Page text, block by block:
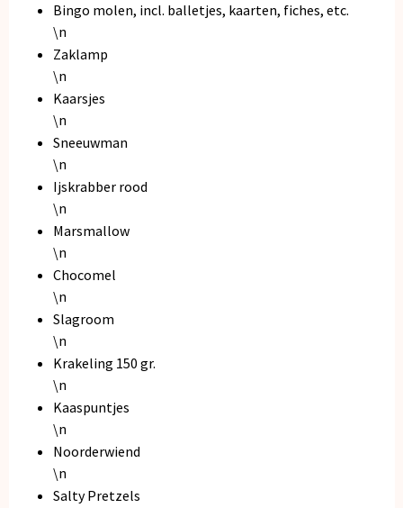
Bingo molen, incl. balletjes, kaarten, fiches, etc.
\n
Zaklamp
\n
Kaarsjes
\n
Sneeuwman
\n
Ijskrabber rood
\n
Marsmallow
\n
Chocomel
\n
Slagroom
\n
Krakeling 150 gr.
\n
Kaaspuntjes
\n
Noorderwiend
\n
Salty Pretzels